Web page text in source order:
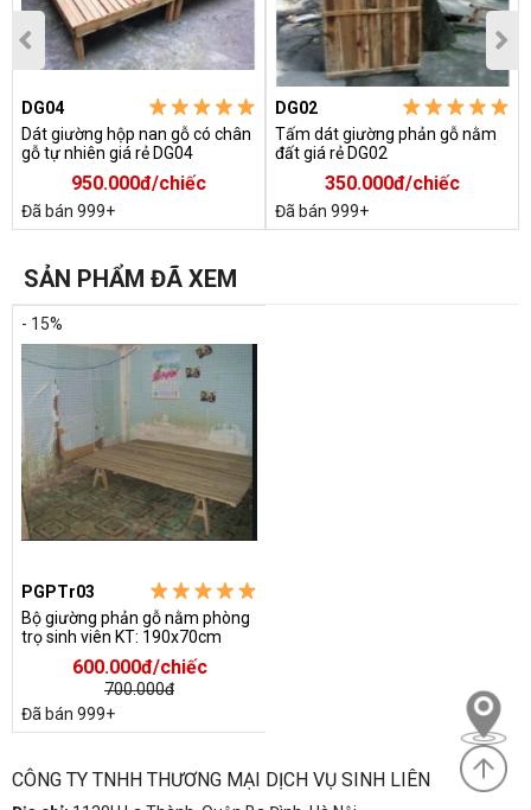
DG04
Dát giường hộp nan gỗ có chân
gỗ tự nhiên giá rẻ DG04
950.000đ/chiếc
Đã bán 999+
DG02
Tấm dát giường phản gỗ nằm
đất giá rẻ DG02
350.000đ/chiếc
Đã bán 999+
SẢN PHẨM ĐÃ XEM
- 15%
PGPTr03
Bộ giường phản gỗ nằm phòng
trọ sinh viên KT: 190x70cm
600.000đ/chiếc
700.000đ
Đã bán 999+
CÔNG TY TNHH THƯƠNG MẠI DỊCH VỤ SINH LIÊN